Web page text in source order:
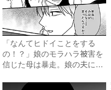
「なんてヒドイことをする
の！？」娘のモラハラ被害を
信じた母は暴走。娘の夫に電